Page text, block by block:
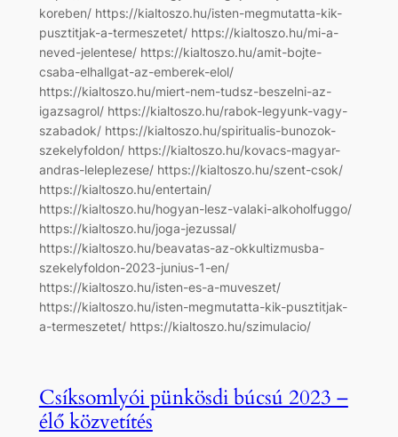
koreben/ https://kialtoszo.hu/isten-megmutatta-kik-
pusztitjak-a-termeszetet/ https://kialtoszo.hu/mi-a-
neved-jelentese/ https://kialtoszo.hu/amit-bojte-
csaba-elhallgat-az-emberek-elol/
https://kialtoszo.hu/miert-nem-tudsz-beszelni-az-
igazsagrol/ https://kialtoszo.hu/rabok-legyunk-vagy-
szabadok/ https://kialtoszo.hu/spiritualis-bunozok-
szekelyfoldon/ https://kialtoszo.hu/kovacs-magyar-
andras-leleplezese/ https://kialtoszo.hu/szent-csok/
https://kialtoszo.hu/entertain/
https://kialtoszo.hu/hogyan-lesz-valaki-alkoholfuggo/
https://kialtoszo.hu/joga-jezussal/
https://kialtoszo.hu/beavatas-az-okkultizmusba-
szekelyfoldon-2023-junius-1-en/
https://kialtoszo.hu/isten-es-a-muveszet/
https://kialtoszo.hu/isten-megmutatta-kik-pusztitjak-
a-termeszetet/ https://kialtoszo.hu/szimulacio/
Csíksomlyói pünkösdi búcsú 2023 –
élő közvetítés